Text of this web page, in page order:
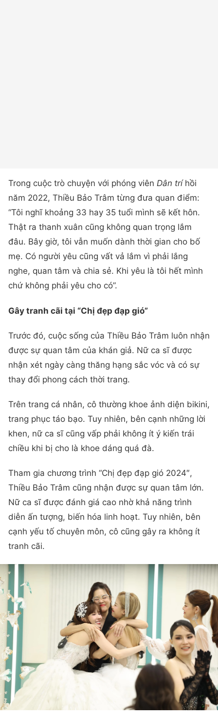
Trong cuộc trò chuyện với phóng viên Dân tríhồi
năm 2022, Thiều Bảo Trâm từng đưa quan điểm:
“Tôi nghĩ khoảng 33 hay 35 tuổi mình sẽ kết hôn.
Thật ra thanh xuân cũng không quan trọng lắm
đâu. Bây giờ, tôi vẫn muốn dành thời gian cho bố
mẹ. Có người yêu cũng vất vả lắm vì phải lắng
nghe, quan tâm và chia sẻ. Khi yêu là tôi hết mình
chứ không phải yêu cho có”.
Gây tranh cãi tại “Chị đẹp đạp gió”
Trước đó, cuộc sống của Thiều Bảo Trâm luôn nhận
được sự quan tâm của khán giả. Nữ ca sĩ được
nhận xét ngày càng thăng hạng sắc vóc và có sự
thay đổi phong cách thời trang.
Trên trang cá nhân, cô thường khoe ảnh diện bikini,
trang phục táo bạo. Tuy nhiên, bên cạnh những lời
khen, nữ ca sĩ cũng vấp phải không ít ý kiến trái
chiều khi bị cho là khoe dáng quá đà.
Tham gia chương trình “Chị đẹp đạp gió 2024″,
Thiều Bảo Trâm cũng nhận được sự quan tâm lớn.
Nữ ca sĩ được đánh giá cao nhờ khả năng trình
diễn ấn tượng, biến hóa linh hoạt. Tuy nhiên, bên
cạnh yếu tố chuyên môn, cô cũng gây ra không ít
tranh cãi.